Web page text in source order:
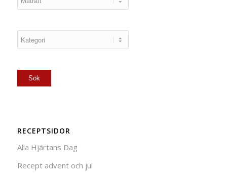
RECEPTSIDOR
Alla Hjärtans Dag
Recept advent och jul